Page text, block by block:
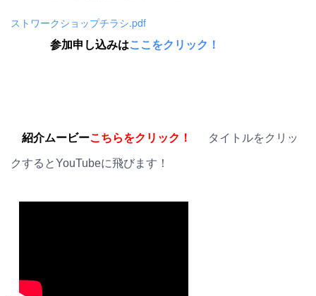
ストワークショップチラシ.pdf
参加申し込みはここをクリック！
紹介ムービーこちらをクリック！ タイトルをクリッ
クするとYouTubeに飛びます！